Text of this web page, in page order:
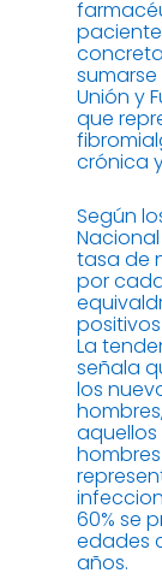
sumarse
Unión y
que
crónica
Según
Nacional
tasa de
por
La
señala
los
60% se
edades
años.